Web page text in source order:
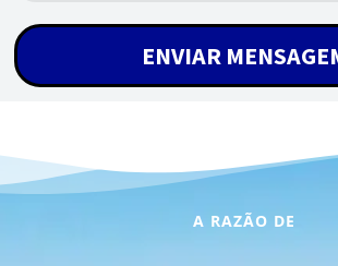
ENVIAR
A RAZÃO DE